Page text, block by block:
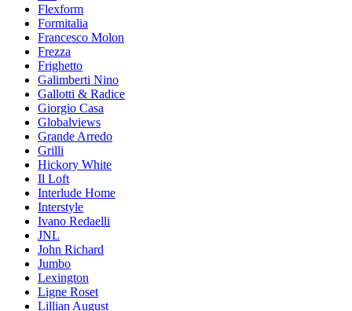
Flexform
Formitalia
Francesco Molon
Frezza
Frighetto
Galimberti Nino
Gallotti & Radice
Giorgio Casa
Globalviews
Grande Arredo
Grilli
Hickory White
Il Loft
Interlude Home
Interstyle
Ivano Redaelli
JNL
John Richard
Jumbo
Lexington
Ligne Roset
Lillian August